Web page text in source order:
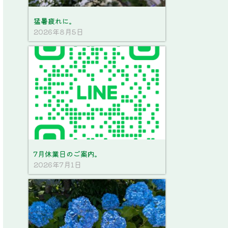
猛暑疲れに。
2026年8月5日
7月休業日のご案内。
2026年7月1日